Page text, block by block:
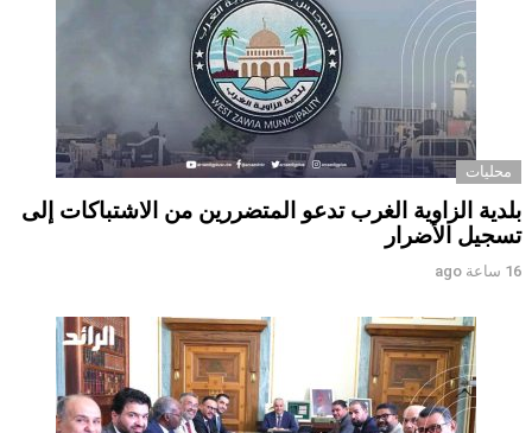
محليات
بلدية الزاوية الغرب تدعو المتضررين من الاشتباكات إلى
تسجيل الأضرار
16 ساعة ago